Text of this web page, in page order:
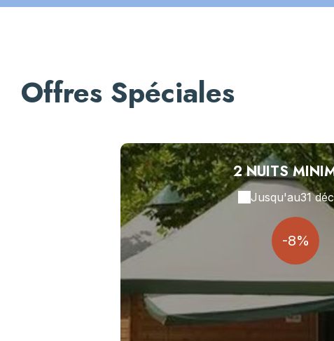
Offres Spéciales
2 NUITS
Jusqu'au31
-8%